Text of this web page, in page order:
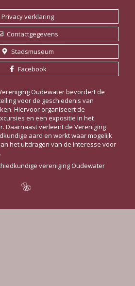
Privacy verklaring
Contactgegevens
Stadsmuseum
Facebook
Oudewater bevordert de
voor de geschiedenis van
Hiervoor organiseert de
en een expositie in het
Daarnaast verleent de Vereniging
aard en werkt waar mogelijk
het uitdragen van de interesse voor
vereniging Oudewater